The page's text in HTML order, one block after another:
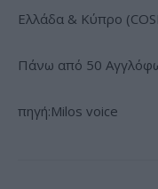
Ελλάδα & Κύπρο
Πάνω από 50
πηγή:Milos voice